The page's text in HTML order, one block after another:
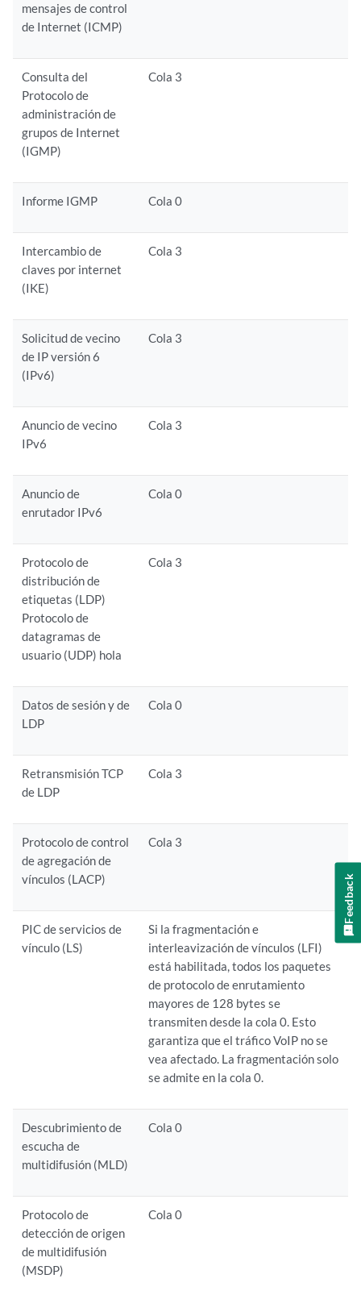
mensajes de control
de Internet (ICMP)
Consulta del
Protocolo de
administración de
grupos de Internet
(IGMP)
Cola 3
Informe IGMP Cola 0
Intercambio de
claves por internet
(IKE)
Cola 3
Solicitud de vecino
de IP versión 6
(IPv6)
Cola 3
Anuncio de vecino
IPv6
Cola 3
Anuncio de
enrutador IPv6
Cola 0
Protocolo de
distribución de
etiquetas (LDP)
Protocolo de
datagramas de
usuario (UDP) hola
Cola 3
Datos de sesión y de
LDP
Cola 0
Retransmisión TCP
de LDP
Cola 3
Protocolo de control
de agregación de
vínculos (LACP)
Cola 3
PIC de servicios de
vínculo (LS)
Si la fragmentación e
interleavización de vínculos (LFI)
está habilitada, todos los paquetes
de protocolo de enrutamiento
mayores de 128 bytes se
transmiten desde la cola 0. Esto
garantiza que el tráfico VoIP no se
vea afectado. La fragmentación solo
se admite en la cola 0.
Descubrimiento de
escucha de
multidifusión (MLD)
Cola 0
Protocolo de
detección de origen
de multidifusión
(MSDP)
Cola 0
Feedback